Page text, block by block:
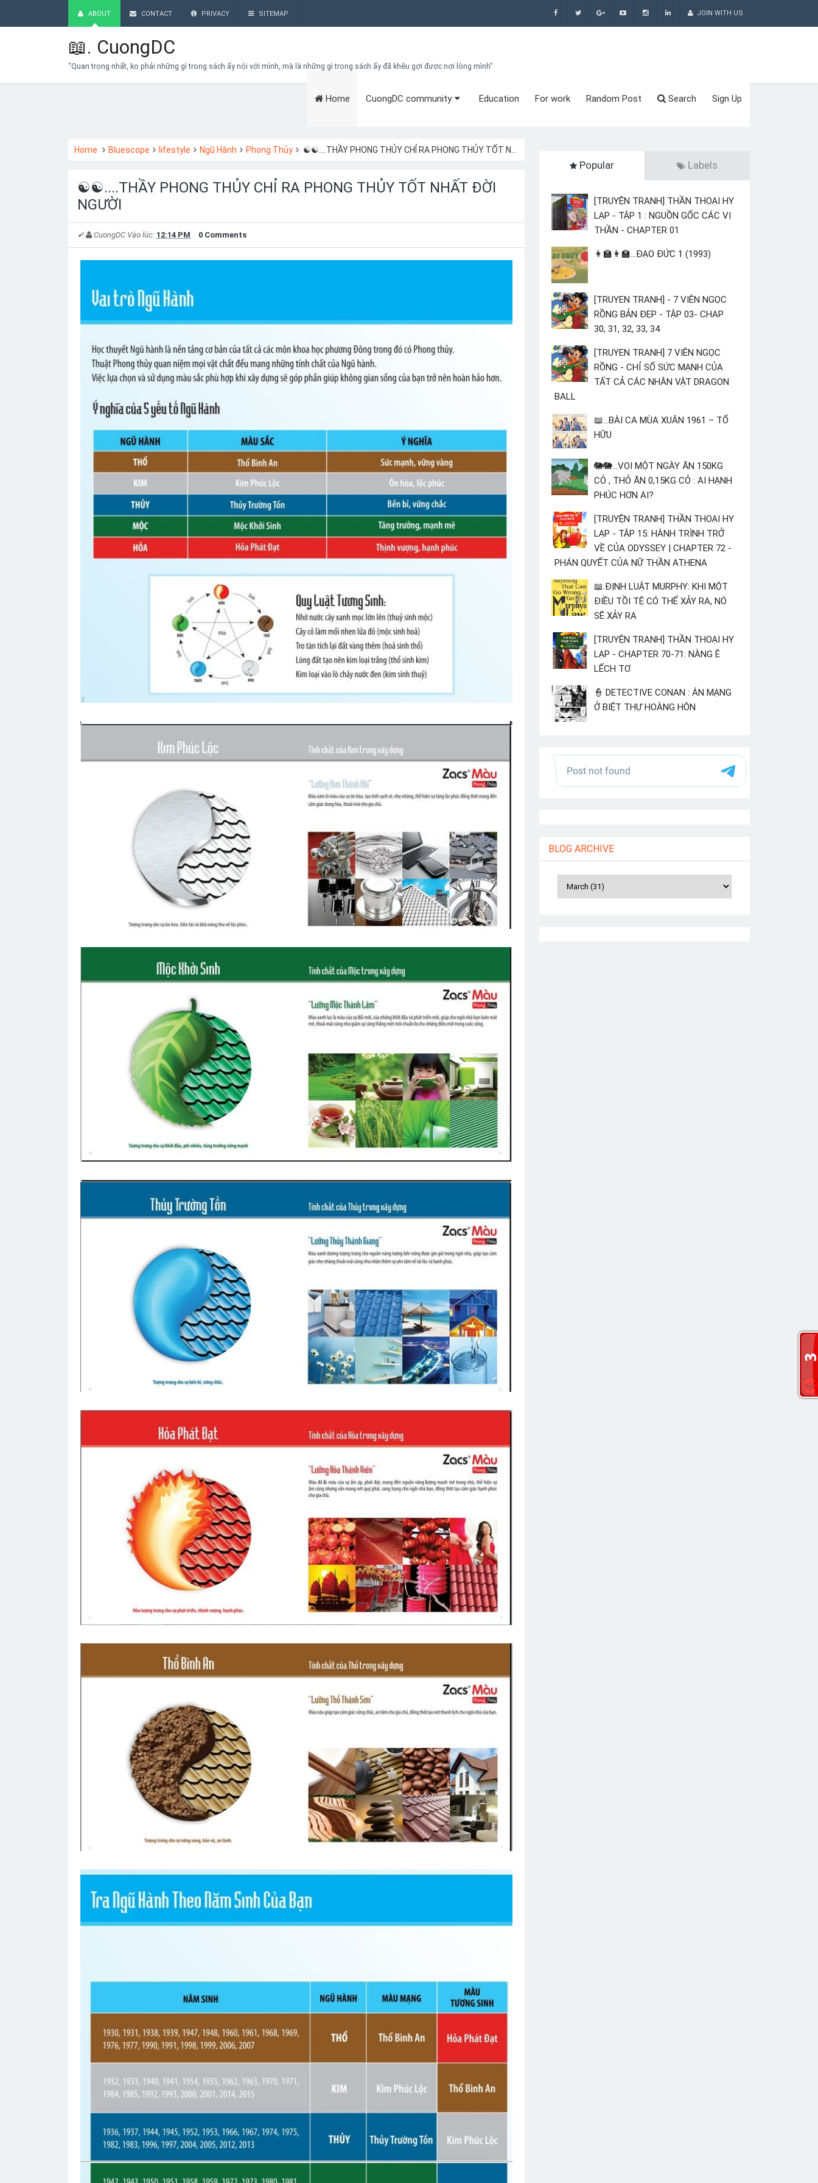
ABOUT CONTACT PRIVACY SITEMAP JOIN WITH US
📖. CuongDC
"Quan trọng nhất, ko phải những gì trong sách ấy nói với mình, mà là những gì trong sách ấy đã khêu gợi được nơi lòng mình"
Home CuongDC community Education For work Random Post Search Sign Up
Home Bluescope lifestyle Ngũ Hành Phong Thủy ☯️☯️....THẦY PHONG THỦY CHỈ RA PHONG THỦY TỐT NHẤT ĐỜI NGƯỜI
☯️☯️....THẦY PHONG THỦY CHỈ RA PHONG THỦY TỐT NHẤT ĐỜI
NGƯỜI
✔ CuongDC Vào lúc: 12:14 PM 0 Comments
Popular Labels
[TRUYỆN TRANH] THẦN THOẠI HY
LẠP - TẬP 1 : NGUỒN GỐC CÁC VỊ
THẦN - CHAPTER 01
👩‍🏫👩‍🏫...ĐẠO ĐỨC 1 (1993)
[TRUYEN TRANH] - 7 VIÊN NGỌC
RỒNG BẢN ĐẸP - TẬP 03- CHAP
30, 31, 32, 33, 34
[TRUYEN TRANH] 7 VIÊN NGỌC
RỒNG - CHỈ SỐ SỨC MẠNH CỦA
TẤT CẢ CÁC NHÂN VẬT DRAGON
BALL
📖...BÀI CA MÙA XUÂN 1961 – TỐ
HỮU
🐘🐘...VOI MỘT NGÀY ĂN 150KG
CỎ , THỎ ĂN 0,15KG CỎ : AI HẠNH
PHÚC HƠN AI?
[TRUYỆN TRANH] THẦN THOẠI HY
LẠP - TẬP 15: HÀNH TRÌNH TRỞ
VỀ CỦA ODYSSEY | CHAPTER 72 -
PHÁN QUYẾT CỦA NỮ THẦN ATHENA
📖.ĐỊNH LUẬT MURPHY: KHI MỘT
ĐIỀU TỒI TỆ CÓ THỂ XẢY RA, NÓ
SẼ XẢY RA
[TRUYỆN TRANH] THẦN THOẠI HY
LẠP - CHAPTER 70-71: NÀNG Ê
LẾCH TƠ
👮 DETECTIVE CONAN : ÁN MẠNG
Ở BIỆT THỰ HOÀNG HÔN
BLOG ARCHIVE
Bạn đang cần tìm kiếm gì?